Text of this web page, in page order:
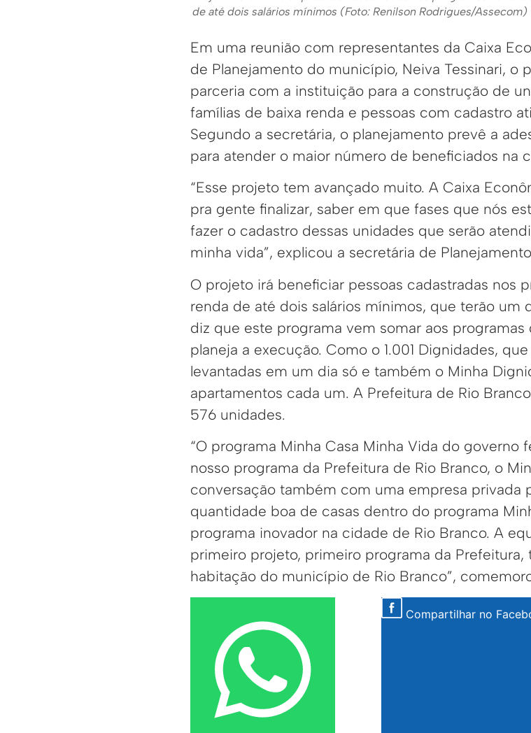
de até dois salários mínimos (Foto: Renilson Rodrigues/Assecom)
Em uma reunião com representantes da Caixa
de Planejamento do município, Neiva Tessinari, o
parceria com a instituição para a construção de
famílias de baixa renda e pessoas com cadastro
Segundo a secretária, o planejamento prevê a
para atender o maior número de beneficiados na
“Esse projeto tem avançado muito. A Caixa
pra gente finalizar, saber em que fases que nós
fazer o cadastro dessas unidades que serão
minha vida”, explicou a secretária de
O projeto irá beneficiar pessoas cadastradas nos
renda de até dois salários mínimos, que terão um
diz que este programa vem somar aos
planeja a execução. Como o 1.001 Dignidades,
levantadas em um dia só e também o Minha
apartamentos cada um. A Prefeitura de Rio
576 unidades.
“O programa Minha Casa Minha Vida do governo
nosso programa da Prefeitura de Rio Branco, o
conversação também com uma empresa privada
quantidade boa de casas dentro do programa
programa inovador na cidade de Rio Branco. A
primeiro projeto, primeiro programa da
habitação do município de Rio Branco”,
Compartilhar no